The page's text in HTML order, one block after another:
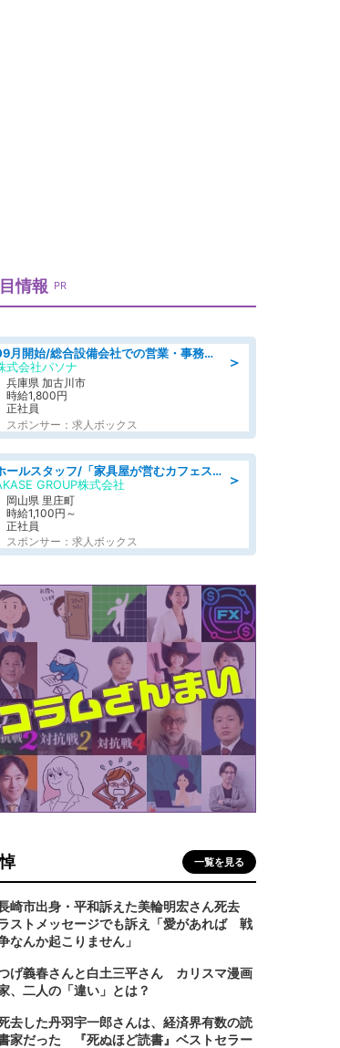
情報 PR
＞
09月開始/総合設備会社での営業・事務のお仕事/車通勤可/賞与あり/営業/営業事務
式会社パソナ
兵庫県 加古川市
時給1,800円
正社員
スポンサー：求人ボックス
＞
ホールスタッフ/「家具屋が営むカフェスタッフ!」週2日～OK!嬉しいまかない付き/岡山県/浅口郡里庄町
GROUP株式会社
岡山県 里庄町
時給1,100円～
正社員
スポンサー：求人ボックス
一覧を見る
崎市出身・平和訴えた美輪明宏さん死去
ストメッセージでも訴え「愛があれば 戦
なんか起こりません」
げ義春さんと白土三平さん カリスマ漫画
、二人の「違い」とは？
去した丹羽宇一郎さんは、経済界有数の読
家だった 『死ぬほど読書』ベストセラー